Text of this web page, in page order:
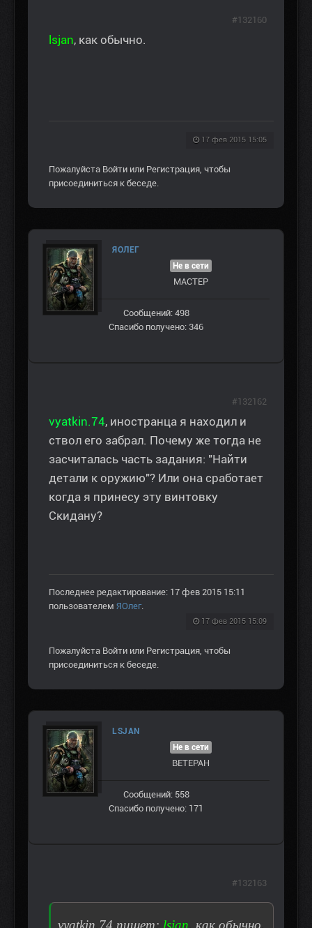
lsjan, как обычно.
17 фев 2015 15:05
#132160
Пожалуйста Войти или Регистрация , чтобы
присоединиться к беседе.
ЯОЛЕГ
Не в сети
МАСТЕР
Сообщений: 498
Спасибо получено: 346
vyatkin.74, иностранца я находил и
ствол его забрал. Почему же тогда не
засчиталась часть задания: "Найти
детали к оружию"? Или она сработает
когда я принесу эту винтовку
Скидану?
Последнее редактирование: 17 фев 2015 15:11
пользователем ЯОлег.
17 фев 2015 15:09
#132162
Пожалуйста Войти или Регистрация , чтобы
присоединиться к беседе.
LSJAN
Не в сети
ВЕТЕРАН
Сообщений: 558
Спасибо получено: 171
vyatkin.74 пишет: lsjan, как обычно.
#132163